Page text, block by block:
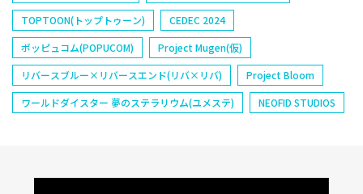
TOPTOON(トップトゥーン)
CEDEC 2024
ポッピュコム(POPUCOM)
Project Mugen(仮)
リバースブルー×リバースエンド(リバ×リバ)
Project Bloom
ワールドダイスター 夢のステラリウム(ユメステ)
NEOFID STUDIOS